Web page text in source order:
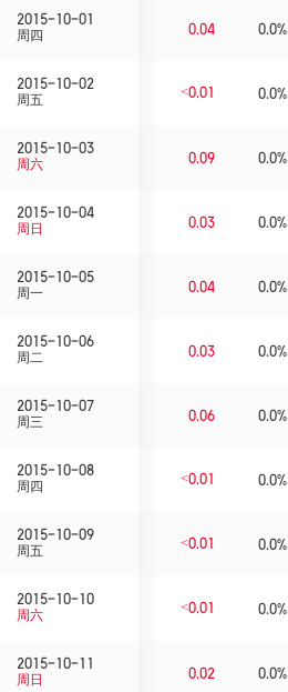
2015-10-01
周四
0.04 0.0%
2015-10-02
周五
<0.01 0.0%
2015-10-03
周六
0.09 0.0%
2015-10-04
周日
0.03 0.0%
2015-10-05
周一
0.04 0.0%
2015-10-06
周二
0.03 0.0%
2015-10-07
周三
0.06 0.0%
2015-10-08
周四
<0.01 0.0%
2015-10-09
周五
<0.01 0.0%
2015-10-10
周六
<0.01 0.0%
2015-10-11
周日
0.02 0.0%